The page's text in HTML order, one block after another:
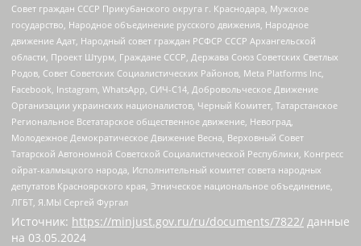
Совет граждан СССР Прикубанского округа г. Краснодара, Мужское
государство, Народное объединение русского движения, Народное
движение Адат, Народный совет граждан РСФСР СССР Архангельской
области, Проект Штурм, Граждане СССР, Держава Союз Советских Светлых
Родов, Совет Советских Социалистических Районов, Meta Platforms Inc,
Facebook, Instagram, WhatsApp, СИЧ-С14, Добровольческое Движение
Организации украинских националистов, Черный Комитет, Татарстанское
Региональное Всетатарское общественное движение, Невоград,
Молодежное Демократическое Движение Весна, Верховный Совет
Татарской Автономной Советской Социалистической Республики, Конгресс
ойрат-калмыцкого народа, Исполнительный комитет совета народных
депутатов Красноярского края, Этническое национальное объединение,
ЛГБТ, Я.МЫ Сергей Фургал
Источник: https://minjust.gov.ru/ru/documents/7822/ данные
на 03.05.2024